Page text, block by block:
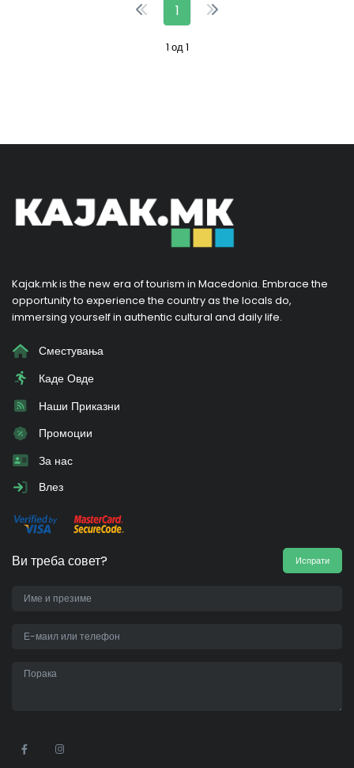
1
1 од 1
Kajak.mk is the new era of tourism in Macedonia. Embrace the
opportunity to experience the country as the locals do,
immersing yourself in authentic cultural and daily life.
Сместувања
Каде Овде
Наши Приказни
Промоции
За нас
Влез
Ви треба совет? Испрати